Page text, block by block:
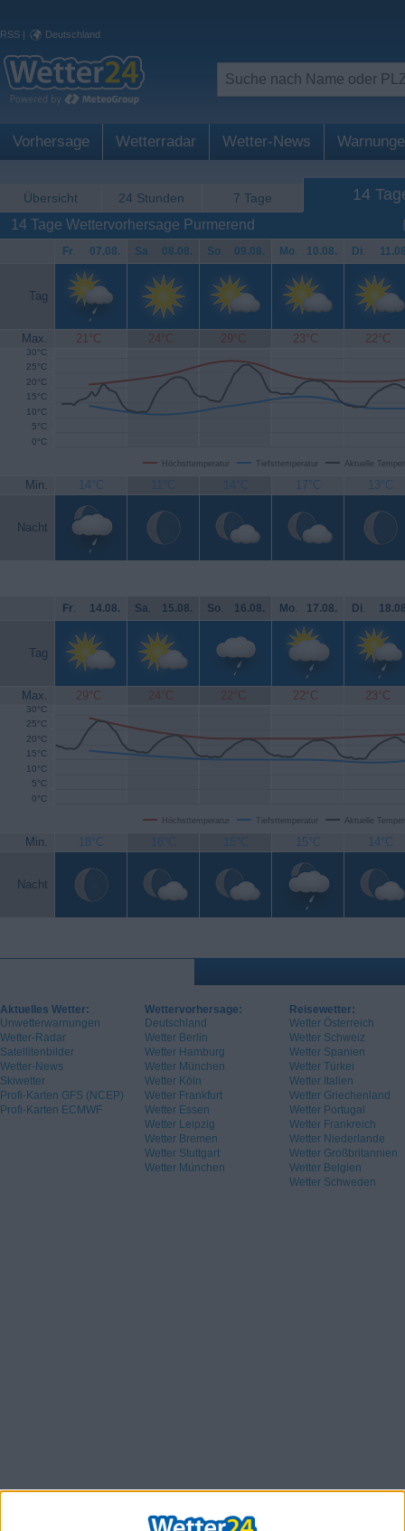
RSS | Deutschland
Vorhersage Wetterradar Wetter-News
Übersicht 24 Stunden 7 Tage 14
14 Tage Wettervorhersage Purmerend
Fr. 07.08. Sa. 08.08. So. 09.08. Mo. 10.08. Di.
Tag
Max. 21°C 24°C 29°C 23°C 22°C
Höchsttemperatur Tiefsttemperatur Aktuelle
0°C
5°C
10°C
15°C
20°C
25°C
30°C
Min. 14°C 11°C 14°C 17°C 13°C
Nacht
Fr. 14.08. Sa. 15.08. So. 16.08. Mo. 17.08. Di.
Tag
Max. 29°C 24°C 22°C 22°C 23°C
Höchsttemperatur Tiefsttemperatur Aktuelle
0°C
5°C
10°C
15°C
20°C
25°C
30°C
Min. 18°C 16°C 15°C 15°C 14°C
Nacht
Aktuelles Wetter:
Unwetterwarnungen
Wetter-Radar
Satellitenbilder
Wetter-News
Skiwetter
Profi-Karten GFS (NCEP)
Profi-Karten ECMWF
Wettervorhersage:
Deutschland
Wetter Berlin
Wetter Hamburg
Wetter München
Wetter Köln
Wetter Frankfurt
Wetter Essen
Wetter Leipzig
Wetter Bremen
Wetter Stuttgart
Wetter München
Reisewetter:
Wetter Österreich
Wetter Schweiz
Wetter Spanien
Wetter Türkei
Wetter Italien
Wetter Griechenland
Wetter Portugal
Wetter Frankreich
Wetter Niederlande
Wetter Großbritannien
Wetter Belgien
Wetter Schweden